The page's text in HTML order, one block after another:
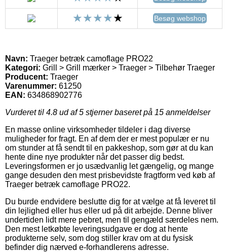
Besøg webshop
Navn: Traeger betræk camoflage PRO22
Kategori: Grill > Grill mærker > Traeger > Tilbehør Traeger
Producent: Traeger
Varenummer: 61250
EAN: 634868902776
Vurderet til 4.8 ud af 5 stjerner baseret på 15 anmeldelser
En masse online virksomheder tildeler i dag diverse
muligheder for fragt. En af dem der er mest populær er nu
om stunder at få sendt til en pakkeshop, som gør at du kan
hente dine nye produkter når det passer dig bedst.
Leveringsformen er jo usædvanlig let gængelig, og mange
gange desuden den mest prisbevidste fragtform ved køb af
Traeger betræk camoflage PRO22.
Du burde endvidere beslutte dig for at vælge at få leveret til
din lejlighed eller hus eller ud på dit arbejde. Denne bliver
undertiden lidt mere pebret, men til gengæld særdeles nem.
Den mest letkøbte leveringsudgave er dog at hente
produkterne selv, som dog stiller krav om at du fysisk
befinder dig nærved e-forhandlerens adresse.